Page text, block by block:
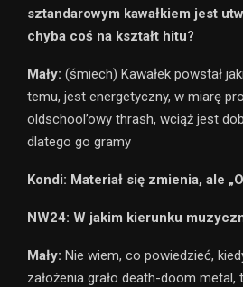
sztandarowym kawałkiem jest
chyba coś na kształt hitu?
Mały: (śmiech) Kawałek powstał
temu, jest energetyczny, w miarę
oldschool’owy thrash, wciąż jest
dlatego go gramy
Kondi: Materiał się zmienia, ale
NW24: W jakim kierunku
Mały: Nie wiem, co powiedzieć,
założenia grało death-doom metal,